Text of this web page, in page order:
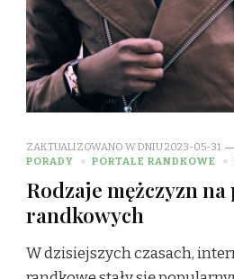
ZAKTUALIZOWANO W DNIU2023-05-31
PORADY
PORTALE RANDKOWE
Rodzaje mężczyzn
randkowych
W dzisiejszych czasach,